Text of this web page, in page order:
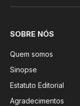
SOBRE NÓS
Quem somos
Sinopse
Estatuto Editorial
Agradecimentos